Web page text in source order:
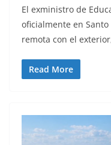
El exministro de
oficialmente en
remota con el
Read More